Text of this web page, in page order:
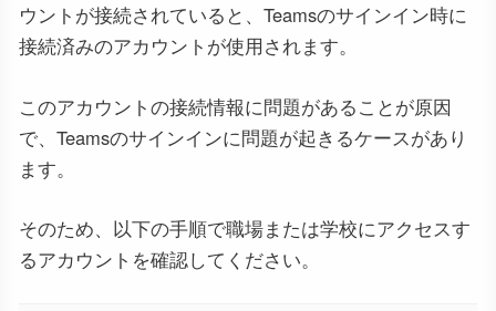
ウントが接続されていると、Teamsのサインイン時に
接続済みのアカウントが使用されます。
このアカウントの接続情報に問題があることが原因
で、Teamsのサインインに問題が起きるケースがあり
ます。
そのため、以下の手順で職場または学校にアクセスす
るアカウントを確認してください。